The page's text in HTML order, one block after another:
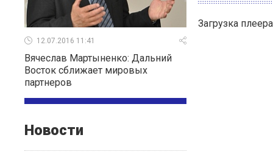
12.07.2016 11:41
Вячеслав Мартыненко: Дальний
Восток сближает мировых
партнеров
Новости
Загрузка плеера